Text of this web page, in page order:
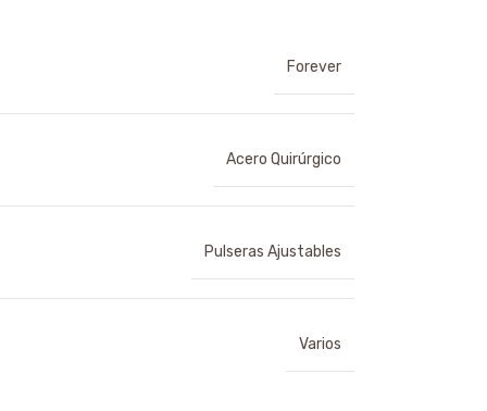
Forever
Acero Quirúrgico
Pulseras Ajustables
Varios